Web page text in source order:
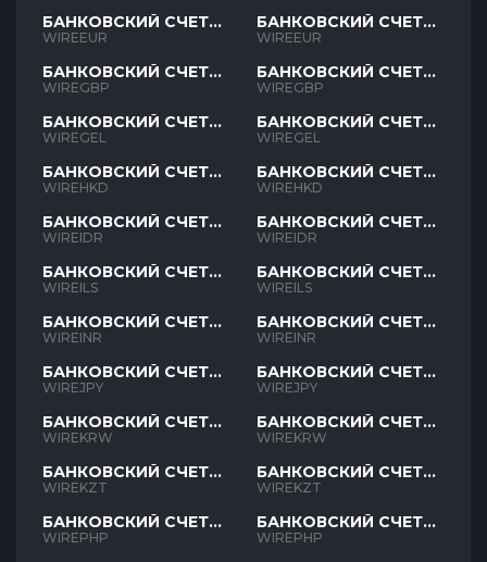
БАНКОВСКИЙ СЧЕТ
EUR
WIREEUR
БАНКОВСКИЙ СЧЕТ
GBP
WIREGBP
БАНКОВСКИЙ СЧЕТ
GEL
WIREGEL
БАНКОВСКИЙ СЧЕТ
HKD
WIREHKD
БАНКОВСКИЙ СЧЕТ
IDR
WIREIDR
БАНКОВСКИЙ СЧЕТ
ILS
WIREILS
БАНКОВСКИЙ СЧЕТ
INR
WIREINR
БАНКОВСКИЙ СЧЕТ
JPY
WIREJPY
БАНКОВСКИЙ СЧЕТ
KRW
WIREKRW
БАНКОВСКИЙ СЧЕТ
KZT
WIREKZT
БАНКОВСКИЙ СЧЕТ
PHP
WIREPHP
БАНКОВСКИЙ СЧЕТ
EUR
WIREEUR
БАНКОВСКИЙ СЧЕТ
GBP
WIREGBP
БАНКОВСКИЙ СЧЕТ
GEL
WIREGEL
БАНКОВСКИЙ СЧЕТ
HKD
WIREHKD
БАНКОВСКИЙ СЧЕТ
IDR
WIREIDR
БАНКОВСКИЙ СЧЕТ
ILS
WIREILS
БАНКОВСКИЙ СЧЕТ
INR
WIREINR
БАНКОВСКИЙ СЧЕТ
JPY
WIREJPY
БАНКОВСКИЙ СЧЕТ
KRW
WIREKRW
БАНКОВСКИЙ СЧЕТ
KZT
WIREKZT
БАНКОВСКИЙ СЧЕТ
PHP
WIREPHP